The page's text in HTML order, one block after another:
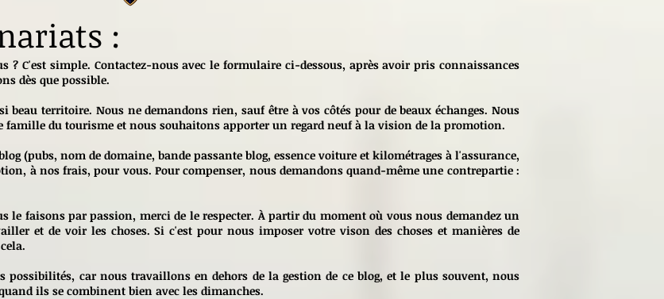
:
? C'est simple. Contactez-nous avec le formulaire ci-dessous, après avoir pris connaissances
dès que possible.
territoire. Nous ne demandons rien, sauf être à vos côtés pour de beaux échanges. Nous
famille du tourisme et nous souhaitons apporter un regard neuf à la vision de la promotion.
(pubs, nom de domaine, bande passante blog, essence voiture et kilométrages à l'assurance,
à nos frais, pour vous. Pour compenser, nous demandons quand-même une contrepartie :
le faisons par passion, merci de le respecter. À partir du moment où vous nous demandez un
et de voir les choses. Si c'est pour nous imposer votre vison des choses et manières de
possibilités, car nous travaillons en dehors de la gestion de ce blog, et le plus souvent, nous
ils se combinent bien avec les dimanches.